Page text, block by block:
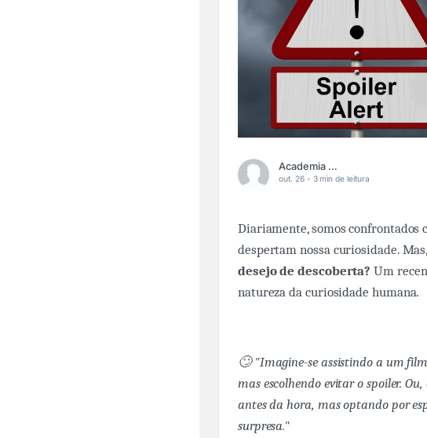
Academia Médica
out. 26 - 3 min de leitura
Diariamente, somos confrontados
despertam nossa curiosidade.
desejo de descoberta? Um
natureza da curiosidade humana.
🙄 "Imagine-se assistindo a um
mas escolhendo evitar o spoiler.
antes da hora, mas optando por
surpresa."